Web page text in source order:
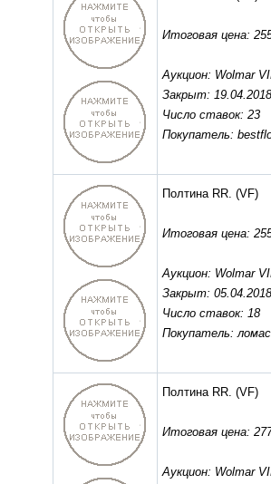
Итоговая цена:
Аукцион: Wolmar
Закрыт: 19.04.2018
Число ставок: 23
Покупатель:
Полтина RR. (VF)
Итоговая цена:
Аукцион: Wolmar
Закрыт: 05.04.2018
Число ставок: 18
Покупатель:
Полтина RR. (VF)
Итоговая цена:
Аукцион: Wolmar